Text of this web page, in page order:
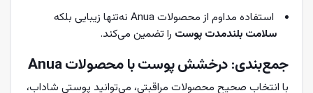
استفاده مداوم از محصولات Anua نه‌تنها زیبایی بلکه
سلامت بلندمدت پوست را تضمین می‌کند.
جمع‌بندی: درخشش پوست با محصولات Anua
با انتخاب صحیح محصولات مراقبتی، می‌توانید پوستی شاداب،